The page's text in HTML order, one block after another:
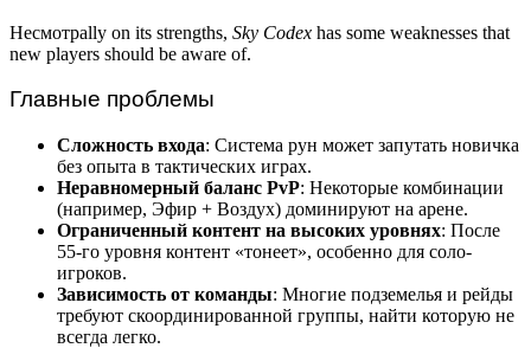
Несмотрally on its strengths, Sky Codex has some weaknesses that
new players should be aware of.
Главные проблемы
Сложность входа: Система рун может запутать новичка
без опыта в тактических играх.
Неравномерный баланс PvP: Некоторые комбинации
(например, Эфир + Воздух) доминируют на арене.
Ограниченный контент на высоких уровнях: После
55-го уровня контент «тонеет», особенно для соло-
игроков.
Зависимость от команды: Многие подземелья и рейды
требуют скоординированной группы, найти которую не
всегда легко.